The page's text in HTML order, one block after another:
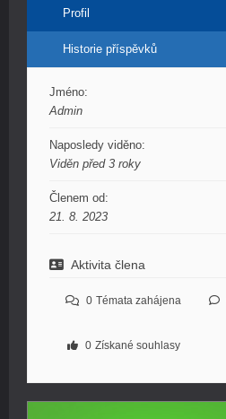
Profil
Historie příspěvků
Jméno:
Admin
Naposledy viděno:
Viděn před 3 roky
Členem od:
21. 8. 2023
Aktivita člena
0 Témata zahájena
0 Získané souhlasy